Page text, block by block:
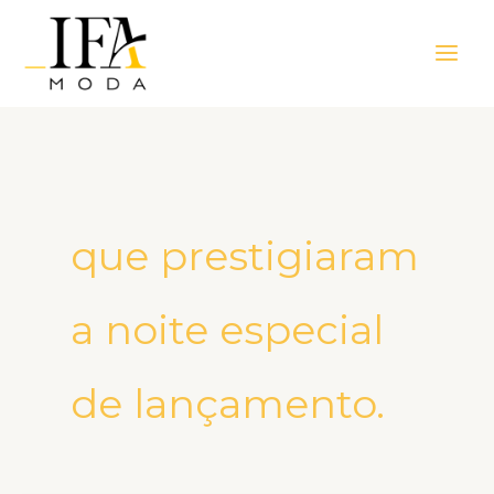
Menu
que prestigiaram
a noite especial
de lançamento.